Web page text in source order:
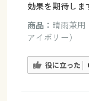
効果を期待しま
商品： 晴雨兼用
アイボリー）
役に立った